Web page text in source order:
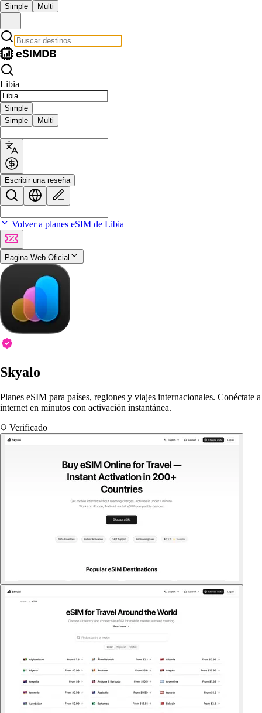
Simple Multi
Libia
Simple
Simple
Multi
Escribir una reseña
Volver a planes eSIM de Libia
Pagina Web Oficial
Skyalo
Planes eSIM para países, regiones y viajes internacionales. Conéctate a
internet en minutos con activación instantánea.
Verificado